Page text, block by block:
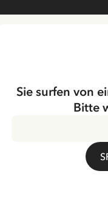
Michel
Du &
Sie surfen von
Bitte